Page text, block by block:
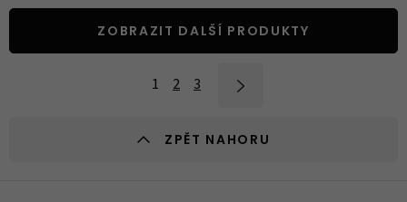
ZPĚT NAHORU
ZOBRAZIT DALŠÍ PRODUKTY
1 2 3